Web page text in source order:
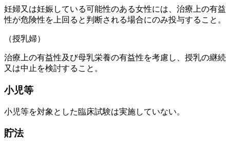
妊婦又は妊娠している可能性のある女性には、治療上の有益
性が危険性を上回ると判断される場合にのみ投与すること。
（授乳婦）
治療上の有益性及び母乳栄養の有益性を考慮し、授乳の継続
又は中止を検討すること。
小児等
小児等を対象とした臨床試験は実施していない。
貯法